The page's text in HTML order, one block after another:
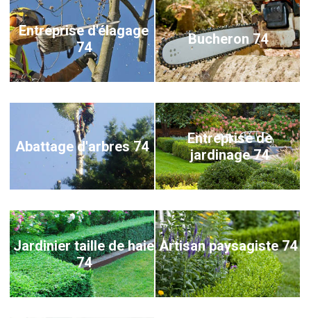
Entreprise d'élagage
74
Bucheron 74
Abattage d'arbres 74
Entreprise de
jardinage 74
Jardinier taille de haie
74
Artisan paysagiste 74